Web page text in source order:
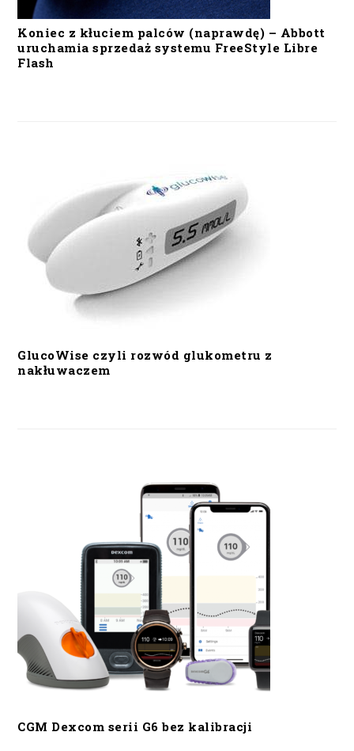
Koniec z kłuciem palców (naprawdę) – Abbott
uruchamia sprzedaż systemu FreeStyle Libre
Flash
GlucoWise czyli rozwód glukometru z
nakłuwaczem
CGM Dexcom serii G6 bez kalibracji